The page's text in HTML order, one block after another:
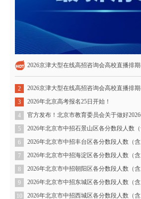
2
3
2026年北京高考报名25日开始！
4
5
2026年北京市中招石景山区各分数段人数（
6
2026年北京市中招丰台区各分数段人数（含
7
2026年北京市中招海淀区各分数段人数（含
8
2026年北京市中招朝阳区各分数段人数（含
9
2026年北京市中招东城区各分数段人数（含
10
2026年北京市中招西城区各分数段人数（含